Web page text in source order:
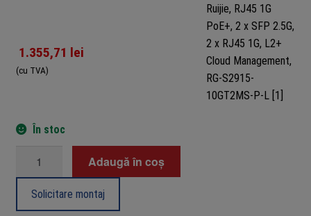
1.355,71 lei
(cu TVA)
În stoc
Adaugă în coș
Solicitare montaj